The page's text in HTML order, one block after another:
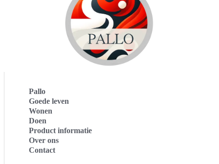
Pallo
Goede leven
Wonen
Doen
Product informatie
Over ons
Contact